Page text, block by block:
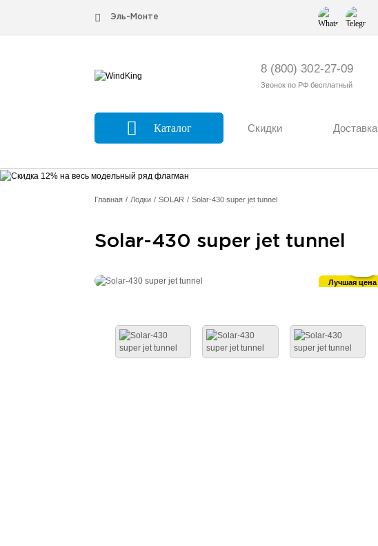
Эль-Монте
8 (800) 302-27-09
Звонок по РФ бесплатный
Каталог Скидки Доставка
Главная Лодки SOLAR Solar-430 super jet tunnel
Solar-430 super jet tunnel
Лучшая цена